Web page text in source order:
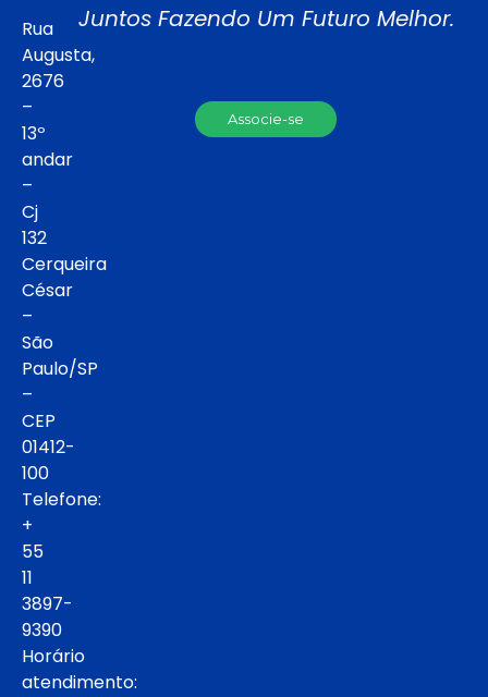
Rua
Augusta,
2676
–
13º
andar
–
Cj
132
Cerqueira
César
–
São
Paulo/SP
–
CEP
01412-
100
Telefone:
+
55
11
3897-
9390
Horário
atendimento:
Juntos Fazendo Um Futuro Melhor.
Associe-se